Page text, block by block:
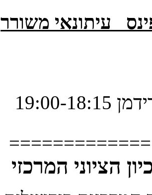
עיתונאי משורר
הציוני המרכזי